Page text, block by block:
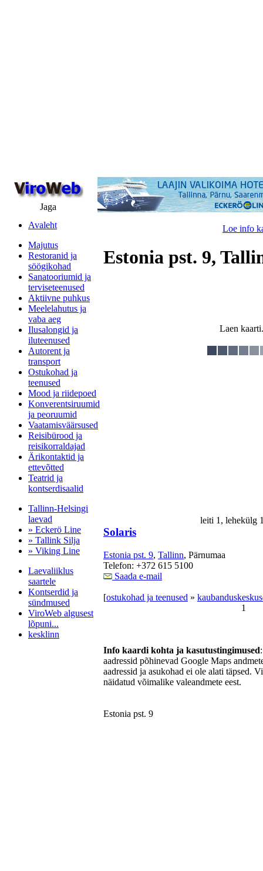
Jaga
Avaleht
Majutus
Restoranid ja
söögikohad
Sanatooriumid ja
terviseteenused
Aktiivne puhkus
Meelelahutus ja
vaba aeg
Ilusalongid ja
iluteenused
Autorent ja
transport
Ostukohad ja
teenused
Mood ja riidepoed
Konverentsiruumid
ja peoruumid
Vaatamisväärsused
Reisibürood ja
reisikorraldajad
Ärikontaktid ja
ettevõtted
Teatrid ja
kontserdisaalid
Tallinn-Helsingi
laevad
» Eckerö Line
» Tallink Silja
» Viking Line
Laevaliiklus
saartele
Kontserdid ja
sündmused
ViroWeb algusest
lõpuni...
kesklinn
Loe info
Estonia pst. 9,
Laen
leiti 1,
Solaris
Estonia pst. 9, Tallinn, Pärnumaa
Telefon: +372 615 5100
Saada e-mail
[ostukohad ja teenused »
1
Info kaardi kohta ja kasutustingimused
aadressid põhinevad Google Maps
aadressid ja asukohad ei ole alati täpsed.
näidatud võimalike valeandmete eest.
Estonia pst. 9